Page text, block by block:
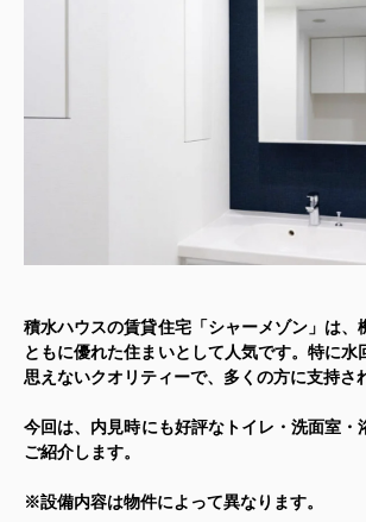
積水ハウスの賃貸住宅「シャーメゾン」は、
ともに優れた住まいとして人気です。特に水
思えないクオリティーで、多くの方に支持さ
今回は、 内見時にも好評なトイレ・洗面室・
ご紹介します。
※設備内容は物件によって異なります。